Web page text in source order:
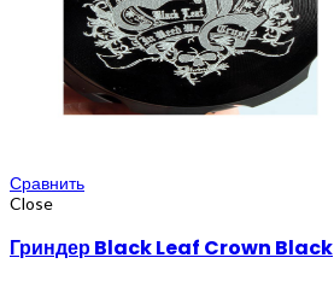
Сравнить
Close
Гриндер Black Leaf Crown Black